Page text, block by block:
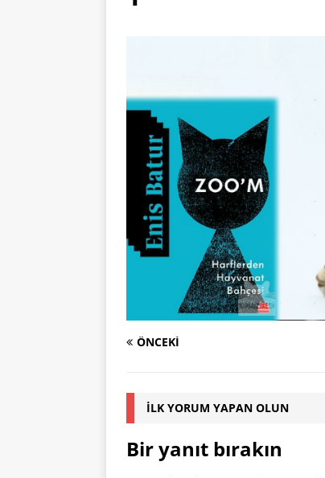
ÖNCEKI
İLK YORUM YAPAN OLUN
Bir yanıt bırakın